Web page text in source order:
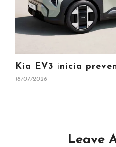
Kia EV3 inicia
18/07/2026
Leave